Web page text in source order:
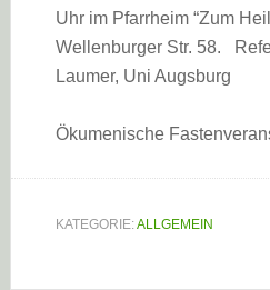
Uhr im Pfarrheim “Zum
Wellenburger Str. 58.
Laumer, Uni Augsburg
Ökumenische
KATEGORIE:ALLGEMEIN